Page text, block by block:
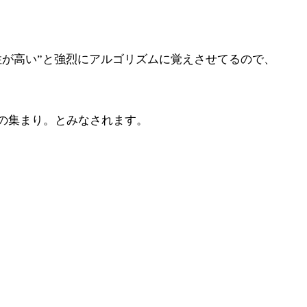
高い”と強烈にアルゴリズムに覚えさせてるので、
まり。とみなされます。